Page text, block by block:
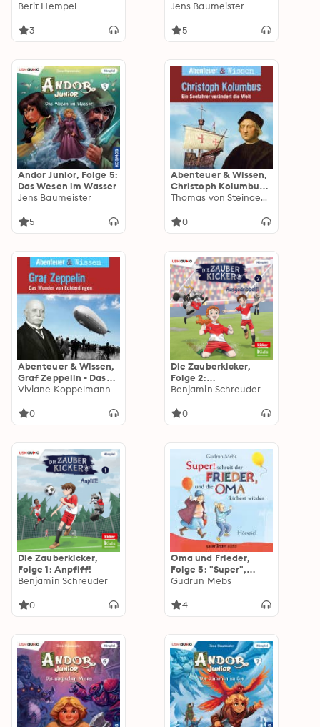
Pionier der Physik
Berit Hempel
3
Vergangenheit
Jens Baumeister
5
Andor Junior, Folge 5:
Das Wesen im Wasser
Jens Baumeister
5
Abenteuer & Wissen,
Christoph Kolumbus -
Ein Seefahrer
Thomas von Steinaecker
0
Abenteuer & Wissen,
Graf Zeppelin - Das
Wunder von
Viviane Koppelmann
0
Die Zauberkicker,
Folge 2:
Ausgedribbelt
Benjamin Schreuder
0
Die Zauberkicker,
Folge 1: Anpfiff!
Benjamin Schreuder
0
Oma und Frieder,
Folge 5: "Super",
schreit der Frieder,
wieder (Hörspiel)
Gudrun Mebs
4